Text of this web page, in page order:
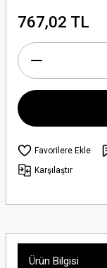
767,02 TL
Karşılaştır
Ürün Bilgisi